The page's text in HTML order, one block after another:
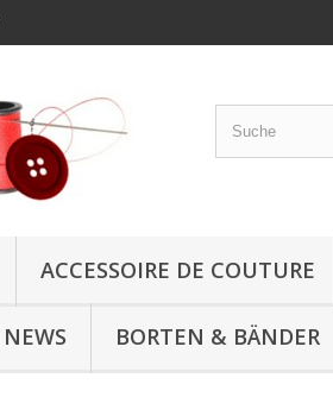
ACCESSOIRE DE COUTURE
NEWS BORTEN & BÄNDER